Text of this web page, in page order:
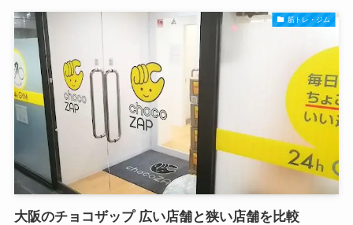
筋トレ・ジム
大阪のチョコザップ 広い店舗と狭い店舗を比較